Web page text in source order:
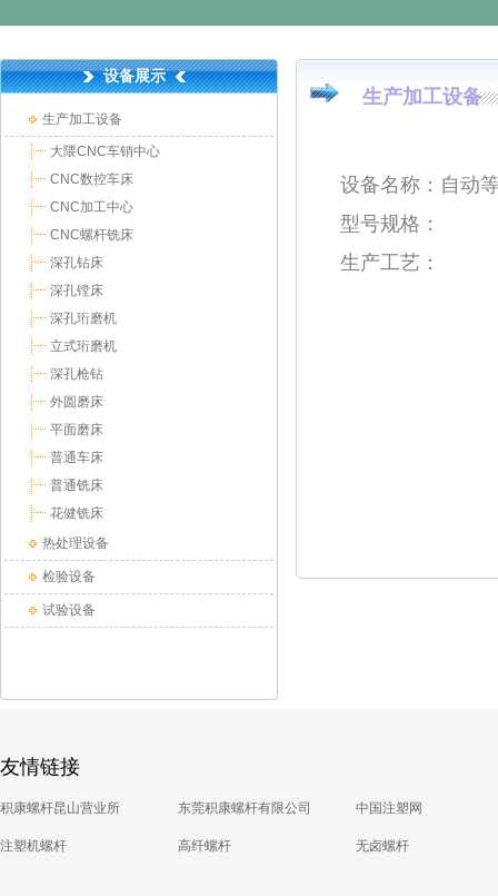
设备展示
生产加工设备
大隈CNC车销中心
CNC数控车床
CNC加工中心
CNC螺杆铣床
深孔钻床
深孔镗床
深孔珩磨机
立式珩磨机
深孔枪钻
外圆磨床
平面磨床
普通车床
普通铣床
花健铣床
热处理设备
检验设备
试验设备
生产加工设备
设备名称 ：自动
型号规格：
生产工艺：
友情链接
积康螺杆昆山营业所 东莞积康螺杆有限公司 中国注塑网
注塑机螺杆 高纤螺杆 无卤螺杆